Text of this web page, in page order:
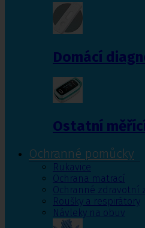
Domácí
Ostatní
Ochranné pomůcky
Rukavice
Ochrana matrací
Ochranné zdravotní
Roušky a respirátory
Návleky na obuv